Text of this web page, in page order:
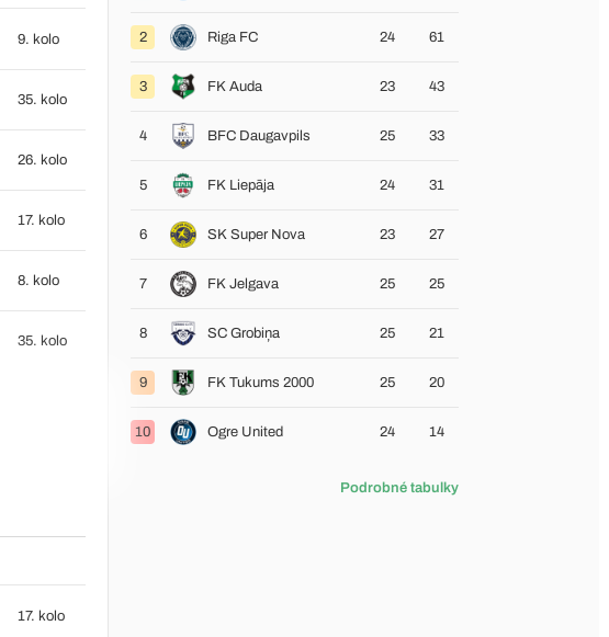
9. kolo
35. kolo
26. kolo
17. kolo
8. kolo
35. kolo
17. kolo
2 Riga FC 24 61
3 FK Auda 23 43
4 BFC Daugavpils 25 33
5 FK Liepāja 24 31
6 SK Super Nova 23 27
7 FK Jelgava 25 25
8 SC Grobiņa 25 21
9 FK Tukums 2000 25 20
10 Ogre United 24 14
Podrobné tabulky